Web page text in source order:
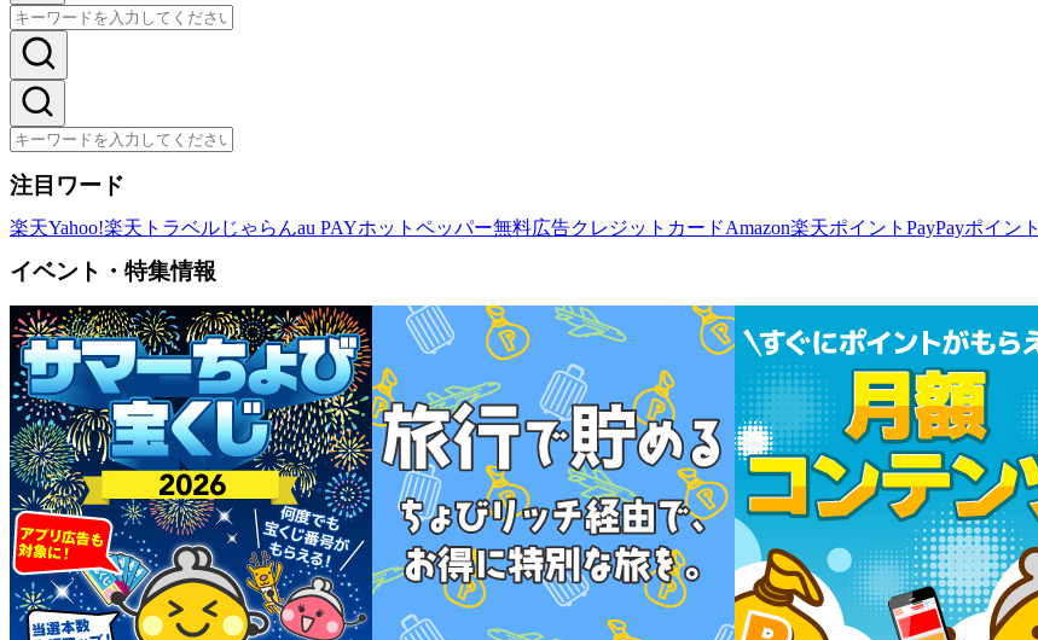
注目ワード
楽天Yahoo!楽天トラベルじゃらんau PAYホットペッパー無料広告クレジットカードAmazon楽天ポイント PayPayポイント
イベント・特集情報